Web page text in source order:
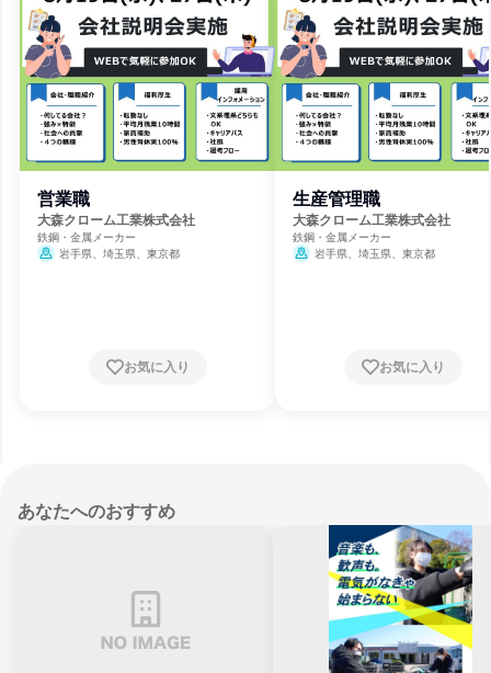
営業職
大森クローム工業株式会社
鉄鋼・金属メーカー
岩手県、埼玉県、東京都
お気に入り
生産管理職
大森クローム工業株式会社
鉄鋼・金属メーカー
岩手県、埼玉県、東京都
お気に入り
あなたへのおすすめ